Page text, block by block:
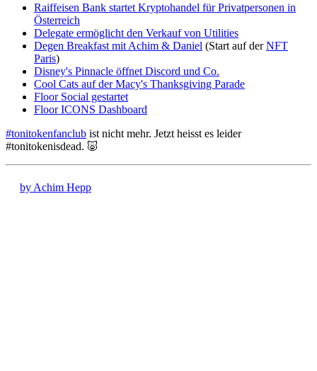
Raiffeisen Bank startet Kryptohandel für Privatpersonen in
Österreich
Delegate ermöglicht den Verkauf von Utilities
Degen Breakfast mit Achim & Daniel (Start auf derNFT
Paris)
Disney's Pinnacle öffnet Discord und Co.
Cool Cats auf der Macy's Thanksgiving Parade
Floor Social gestartet
Floor ICONS Dashboard
#tonitokenfanclub ist nicht mehr. Jetzt heisst es leider
#tonitokenisdead. 🐷
by Achim Hepp